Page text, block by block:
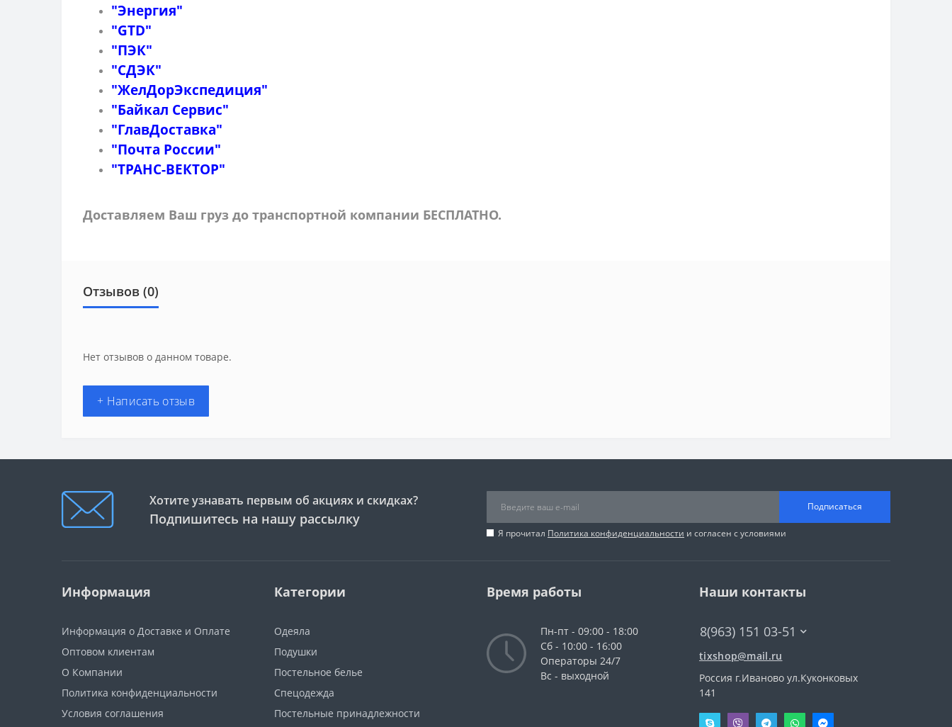
"Энергия"
"GTD"
"ПЭК"
"СДЭК"
"ЖелДорЭкспедиция"
"Байкал Сервис"
"ГлавДоставка"
"Почта России"
"ТРАНС-ВЕКТОР"
Доставляем Ваш груз до транспортной компании БЕСПЛАТНО.
Отзывов (0)
Нет отзывов о данном товаре.
+ Написать отзыв
Хотите узнавать первым об акциях и скидках?
Подпишитесь на нашу рассылку
Подписаться
Я прочитал Политика конфиденциальности и согласен с условиями
Информация
Информация о Доставке и Оплате
Оптовом клиентам
О Компании
Политика конфиденциальности
Условия соглашения
Категории
Одеяла
Подушки
Постельное белье
Спецодежда
Постельные принадлежности
Время работы
Пн-пт - 09:00 - 18:00
Сб - 10:00 - 16:00
Операторы 24/7
Вс - выходной
Наши контакты
8(963) 151 03-51
tixshop@mail.ru
Россия г.Иваново ул.Куконковых
141